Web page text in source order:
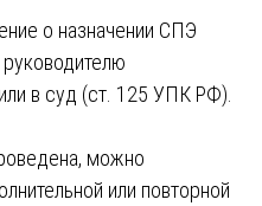
о назначении СПЭ
в суд (ст. 125 УПК РФ).
можно
или повторной